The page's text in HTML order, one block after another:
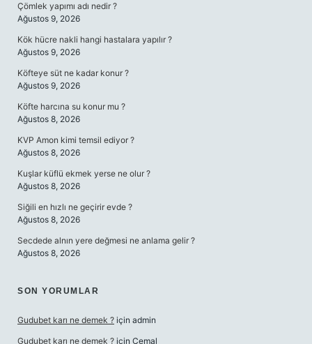
Çömlek yapımı adı nedir ?
Ağustos 9, 2026
Kök hücre nakli hangi hastalara yapılır ?
Ağustos 9, 2026
Köfteye süt ne kadar konur ?
Ağustos 9, 2026
Köfte harcına su konur mu ?
Ağustos 8, 2026
KVP Amon kimi temsil ediyor ?
Ağustos 8, 2026
Kuşlar küflü ekmek yerse ne olur ?
Ağustos 8, 2026
Siğili en hızlı ne geçirir evde ?
Ağustos 8, 2026
Secdede alnın yere değmesi ne anlama gelir ?
Ağustos 8, 2026
SON YORUMLAR
Gudubet karı ne demek ? için admin
Gudubet karı ne demek ? için Cemal